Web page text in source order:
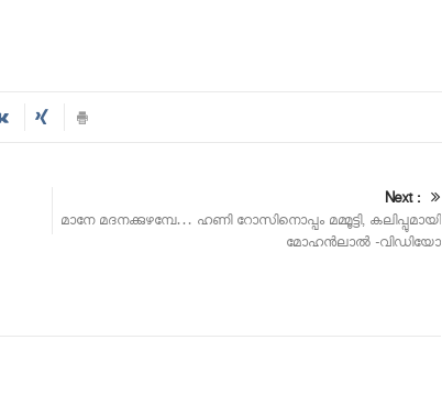
Next :
മാനേ മദനക്കുഴമ്പേ… ഹണി റോസിനൊപ്പം മമ്മൂട്ടി, കലിപ്പുമായി
മോഹന്‍ലാല്‍ -വിഡിയോ